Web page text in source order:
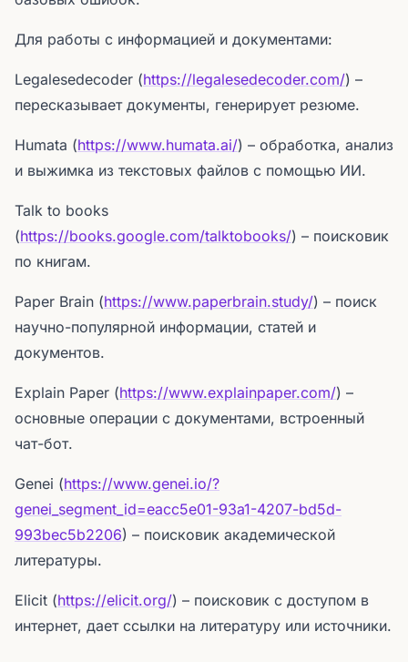
Для работы с информацией и документами:
Legalesedecoder (https://legalesedecoder.com/) –
пересказывает документы, генерирует резюме.
Humata (https://www.humata.ai/) – обработка, анализ
и выжимка из текстовых файлов с помощью ИИ.
Talk to books
(https://books.google.com/talktobooks/) – поисковик
по книгам.
Paper Brain (https://www.paperbrain.study/) – поиск
научно-популярной информации, статей и
документов.
Explain Paper (https://www.explainpaper.com/) –
основные операции с документами, встроенный
чат-бот.
Genei (https://www.genei.io/?
genei_segment_id=eacc5e01-93a1-4207-bd5d-
993bec5b2206) – поисковик академической
литературы.
Elicit (https://elicit.org/) – поисковик с доступом в
интернет, дает ссылки на литературу или источники.